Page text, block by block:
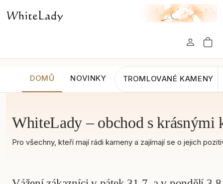
DOMŮ NOVINKY TROMLOVANÉ KAMENY
WhiteLady – obchod s krásnými
Pro všechny, kteří mají rádi kameny a zajímají se o jejich